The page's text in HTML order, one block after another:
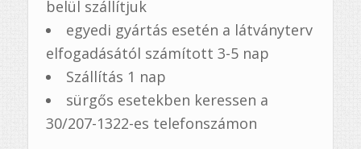
belül szállítjuk
egyedi gyártás esetén a látványterv
elfogadásától számított 3-5 nap
Szállítás 1 nap
sürgős esetekben keressen a
30/207-1322-es telefonszámon